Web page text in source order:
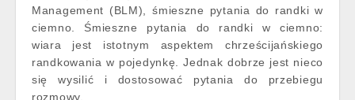
Management (BLM), śmieszne pytania do randki w
ciemno. Śmieszne pytania do randki w ciemno:
wiara jest istotnym aspektem chrześcijańskiego
randkowania w pojedynkę. Jednak dobrze jest nieco
się wysilić i dostosować pytania do przebiegu
rozmowy.